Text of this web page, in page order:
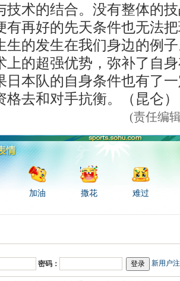
技术的结合。没有整体的
有再好的先天条件也无法
生的发生在我们身边的例
上的超强优势，弥补了自
日本队的自身条件也有了
格去和对手抗衡。（昆仑）
(责任编
加油 撒花 难过
密码： 新用户